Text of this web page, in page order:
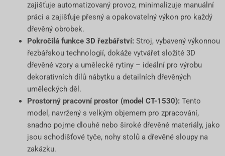
zajišťuje automatizovaný provoz, minimalizuje manuální
práci a zajišťuje přesný a opakovatelný výkon pro každý
dřevěný obrobek.
Pokročilá funkce 3D řezbářství:Stroj, vybavený výkonnou
řezbářskou technologií, dokáže vytvářet složité 3D
dřevěné vzory a umělecké rytiny – ideální pro výrobu
dekorativních dílů nábytku a detailních dřevěných
uměleckých děl.
Prostorný pracovní prostor (model CT-1530):Tento
model, navržený s velkým objemem pro zpracování,
snadno pojme dlouhé nebo široké dřevěné materiály, jako
jsou schodišťové tyče, nohy stolů a dřevěné sloupy na
zakázku.